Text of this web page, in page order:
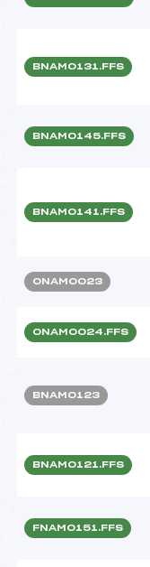
BNAM0131.FFS
BNAM0145.FFS
BNAM0141.FFS
ONAM0023
ONAM0024.FFS
BNAM0123
BNAM0121.FFS
FNAM0151.FFS